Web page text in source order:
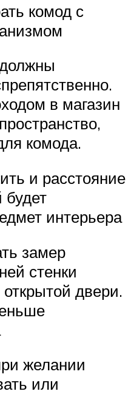
комод с
в магазин
комода.
и расстояние
будет
интерьера
замер
стенки
двери.
желании
или